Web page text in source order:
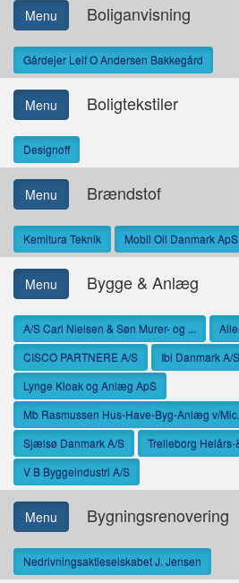
Menu Boliganvisning
Gårdejer Leif O Andersen Bakkegård
Menu Boligtekstiler
Designoff
Menu Brændstof
Kemitura Teknik Mobil Oil Danmark ApS
Menu Bygge & Anlæg
A/S Carl Nielsen & Søn Murer- og ...
CISCO PARTNERE A/S
Ibi Danmark A/S
Lynge Kloak og Anlæg ApS
Mb Rasmussen Hus-Have-Byg-Anlæg v/
Sjælsø Danmark A/S
Trelleborg Helårs-
V B Byggeindustri A/S
Menu Bygningsrenovering
Nedrivningsaktieselskabet J. Jensen